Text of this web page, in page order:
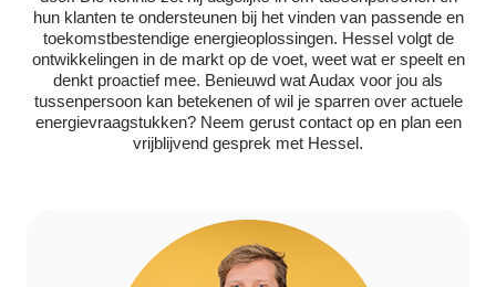
hun klanten te ondersteunen bij het vinden van passende en
toekomstbestendige energieoplossingen. Hessel volgt de
ontwikkelingen in de markt op de voet, weet wat er speelt en
denkt proactief mee. Benieuwd wat Audax voor jou als
tussenpersoon kan betekenen of wil je sparren over actuele
energievraagstukken? Neem gerust contact op en plan een
vrijblijvend gesprek met Hessel.